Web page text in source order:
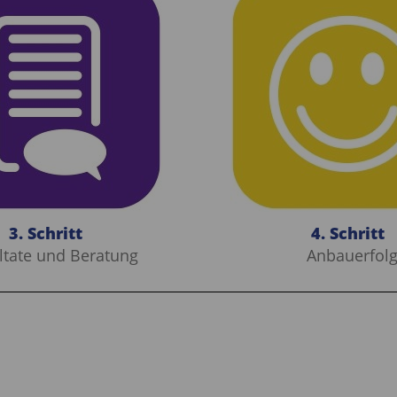
3. Schritt
und Beratung
4. Schritt